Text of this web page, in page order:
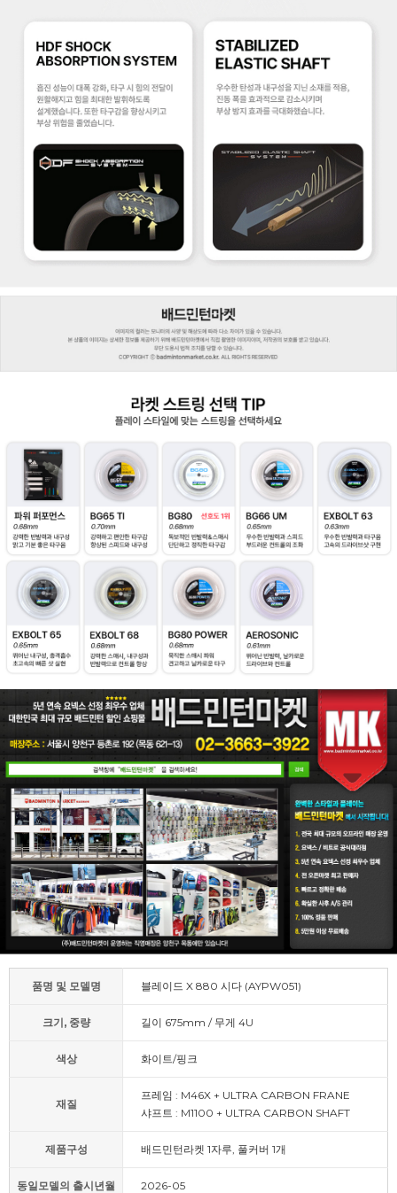
품명 및 모델명 블레이드 X 880 시다 (AYPW051)
크기, 중량 길이 675mm / 무게 4U
색상 화이트/핑크
재질
프레임 : M46X + ULTRA CARBON FRANE
샤프트 : M1100 + ULTRA CARBON SHAFT
제품구성 배드민턴라켓 1자루, 풀커버 1개
동일모델의 출시년월 2026-05